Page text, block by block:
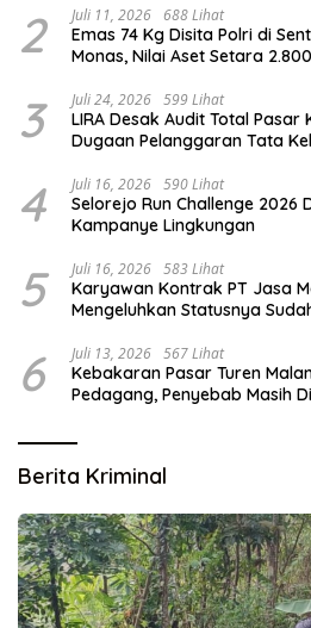
2 Juli 11, 2026 688 Lihat
Emas 74 Kg Disita Polri di
Monas, Nilai Aset Setara
3 Juli 24, 2026 599 Lihat
LIRA Desak Audit Total
Dugaan Pelanggaran Tata
4 Juli 16, 2026 590 Lihat
Selorejo Run Challenge
Kampanye Lingkungan
5 Juli 16, 2026 583 Lihat
Karyawan Kontrak PT Jasa
Mengeluhkan Statusnya
6 Juli 13, 2026 567 Lihat
Kebakaran Pasar Turen
Pedagang, Penyebab Masih
Berita Kriminal